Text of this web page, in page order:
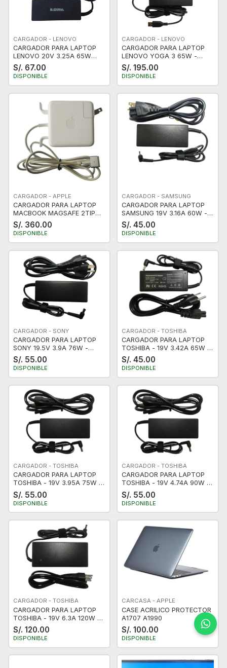
CARGADOR - LENOVO
CARGADOR PARA LAPTOP
LENOVO 20V 3.25A 65W
PUNTA USB AMARILLA
S/. 67.00
DISPONIBLE
CARGADOR - LENOVO
CARGADOR PARA LAPTOP
LENOVO YOGA 3 65W -
PUNTA CURVA
S/. 195.00
DISPONIBLE
CARGADOR - APPLE
CARGADOR PARA LAPTOP
MACBOOK MAGSAFE 2TIPOT
60W 16.5V 3.65A - ORIGINAL
- USADO
S/. 360.00
DISPONIBLE
CARGADOR - SAMSUNG
CARGADOR PARA LAPTOP
SAMSUNG 19V 3.16A 60W -
MINI PUNTA FINA - NUEVO -
CERTIFICADO
S/. 45.00
DISPONIBLE
CARGADOR - SONY
CARGADOR PARA LAPTOP
SONY 19.5V 3.9A 76W -
NUEVO - CERTIFICADO
S/. 55.00
DISPONIBLE
CARGADOR - TOSHIBA
CARGADOR PARA LAPTOP
TOSHIBA - 19V 3.42A 65W -
CERTIFICADO - NUEVO
S/. 45.00
DISPONIBLE
CARGADOR - TOSHIBA
CARGADOR PARA LAPTOP
TOSHIBA - 19V 3.95A 75W -
CERTIFICADO - NUEVO
S/. 55.00
DISPONIBLE
CARGADOR - TOSHIBA
CARGADOR PARA LAPTOP
TOSHIBA - 19V 4.74A 90W -
CERTIFICADO - NUEVO
S/. 55.00
DISPONIBLE
CARGADOR - TOSHIBA
CARGADOR PARA LAPTOP
TOSHIBA - 19V 6.3A 120W -
CERTIFICADO - NUEVO
S/. 120.00
DISPONIBLE
CARCASA - APPLE
CASE ACRILICO PROTECTOR
A1707 A1990
S/. 100.00
DISPONIBLE